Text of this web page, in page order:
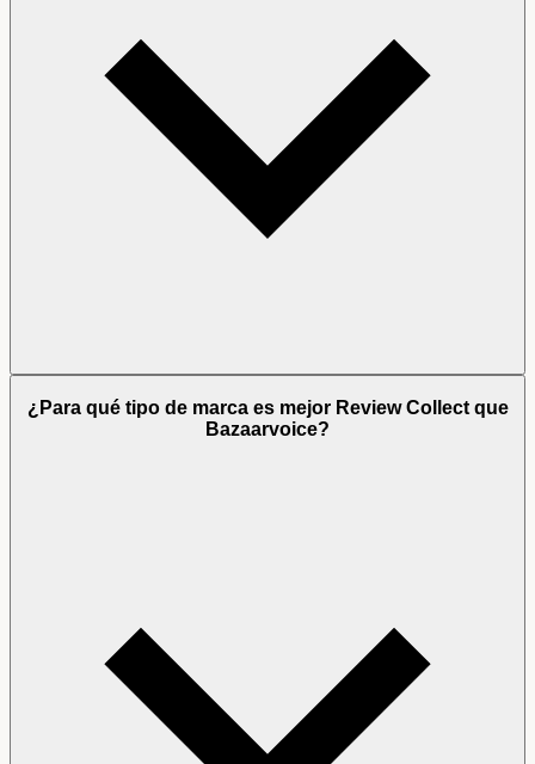
¿Para qué tipo de marca es mejor Review Collect que
Bazaarvoice?